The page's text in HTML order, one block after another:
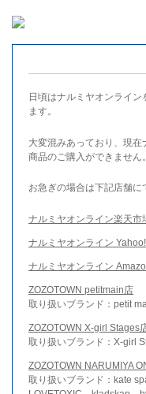
日頃はナルミヤオンライ
ます。
大変混みあっており、現
商品のご購入ができません。
お急ぎの場合は下記店舗に
ナルミヤオンライン楽天市
ナルミヤオンライン
ナルミヤオンライン
ZOZOTOWN petitmain店
取り扱いブランド：petit
ZOZOTOWN X-girl Stages
取り扱いブランド：X-girl
ZOZOTOWN NARUMIYA
取り扱いブランド：kate